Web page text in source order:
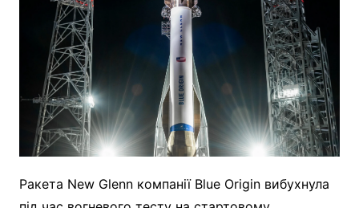
Ракета New Glenn компанії Blue Origin вибухнула